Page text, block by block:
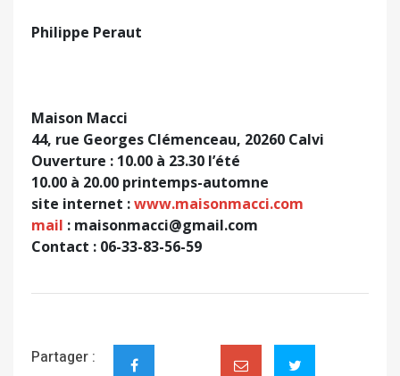
Philippe Peraut
Maison Macci
44, rue Georges Clémenceau, 20260 Calvi
Ouverture : 10.00 à 23.30 l’été
10.00 à 20.00 printemps-automne
site internet :www.maisonmacci.com
mail : maisonmacci@gmail.com
Contact : 06-33-83-56-59
Partager :